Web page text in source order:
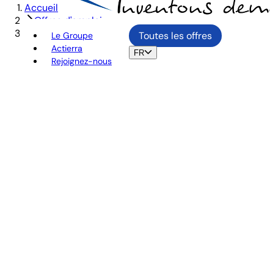
Le Groupe
Actierra
Rejoignez-nous
Toutes les offres
FR
Accueil
Offres d'emploi
INGÉNIEUR GÉNIE CIVIL - NUCLÉAIRE F/H